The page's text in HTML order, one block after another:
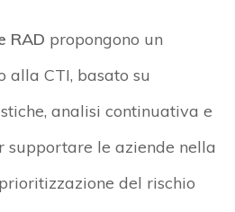
RAD propongono un
CTI, basato su
analisi continuativa e
le aziende nella
del rischio